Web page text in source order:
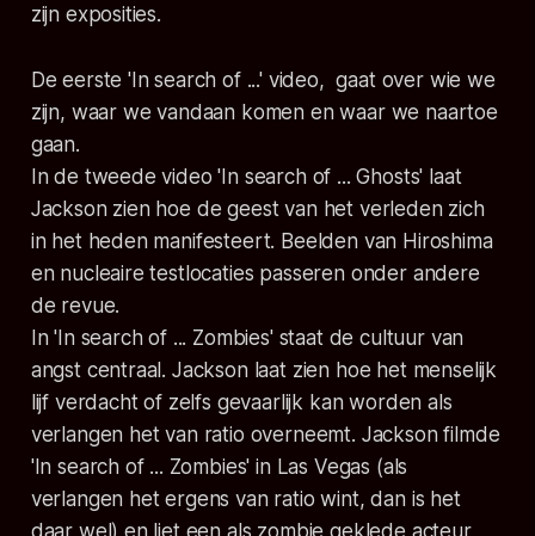
zijn exposities.
De eerste 'In search of ...' video, gaat over wie we
zijn, waar we vandaan komen en waar we naartoe
gaan.
In de tweede video 'In search of ... Ghosts' laat
Jackson zien hoe de geest van het verleden zich
in het heden manifesteert. Beelden van Hiroshima
en nucleaire testlocaties passeren onder andere
de revue.
In 'In search of ... Zombies' staat de cultuur van
angst centraal. Jackson laat zien hoe het menselijk
lijf verdacht of zelfs gevaarlijk kan worden als
verlangen het van ratio overneemt. Jackson filmde
'In search of ... Zombies' in Las Vegas (als
verlangen het ergens van ratio wint, dan is het
daar wel) en liet een als zombie geklede acteur